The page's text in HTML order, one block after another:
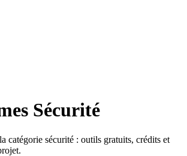
Sécurité
catégorie sécurité : outils gratuits, crédits et